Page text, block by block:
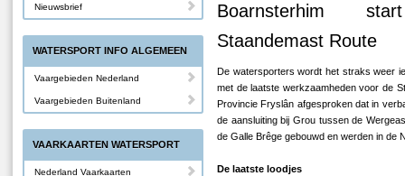
Boarnsterhim
Staandemast Route
De watersporters wordt het straks weer
met de laatste werkzaamheden voor de
Provincie Fryslân afgesproken dat in
de aansluiting bij Grou tussen de
de Galle Brêge gebouwd en werden in de
De laatste loodjes
Nieuwsbrief
WATERSPORT INFO ALGEMEEN
Vaargebieden Nederland
Vaargebieden Buitenland
VAARKAARTEN WATERSPORT
Nederland Vaarkaarten